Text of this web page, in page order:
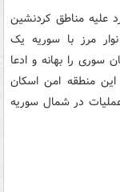
علیه مناطق کردنشین
مرز با سوریه یک
سوری را بهانه و ادعا
این منطقه امن اسکان
در شمال سوریه